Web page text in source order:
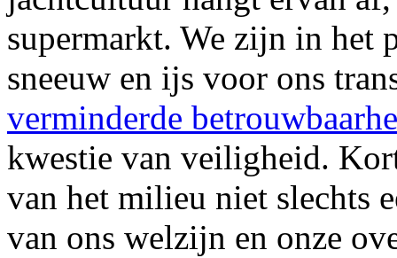
supermarkt. We zijn in het
sneeuw en ijs voor ons
verminderde
kwestie van veiligheid.
van het milieu niet slechts
van ons welzijn en onze